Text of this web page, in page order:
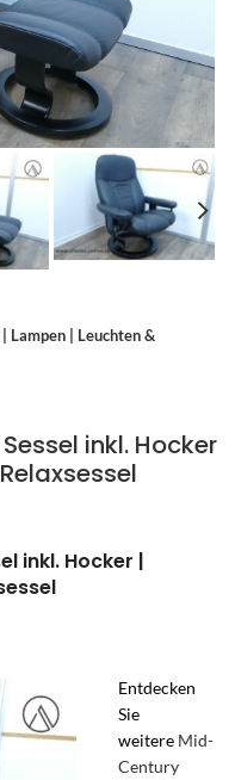
| Leuchten &
inkl. Hocker
inkl. Hocker |
Entdecken
Sie
weitere Mid-
Century